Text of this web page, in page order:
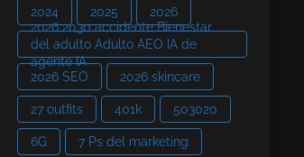
2024 2025
2026
2026 2030 accidente Bienestar
del adulto Adulto AEO IA de
agente IA
2026 SEO
2026 skincare
27 outfits 401k 503020
6G 7 Ps del marketing